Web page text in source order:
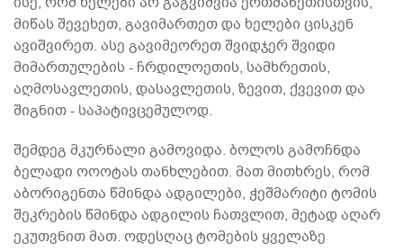
მიწას შევეხეთ, გავიმართეთ და ხელები ცისკენ
ავიშვირეთ. ასე გავიმეორეთ შვიდჯერ შვიდი
მიმართულების - ჩრდილოეთის, სამხრეთის,
აღმოსავლეთის, დასავლეთის, ზევით, ქვევით და
შიგნით - საპატივცემულოდ.
შემდეგ მკურნალი გამოვიდა. ბოლოს გამოჩნდა
ბელადი ოოოტას თანხლებით. მათ მითხრეს, რომ
აბორიგენთა წმინდა ადგილები, ჭეშმარიტი ტომის
შეკრების წმინდა ადგილის ჩათვლით, მეტად აღარ
ეკუთვნით მათ. ოდესღაც ტომების ყველაზე